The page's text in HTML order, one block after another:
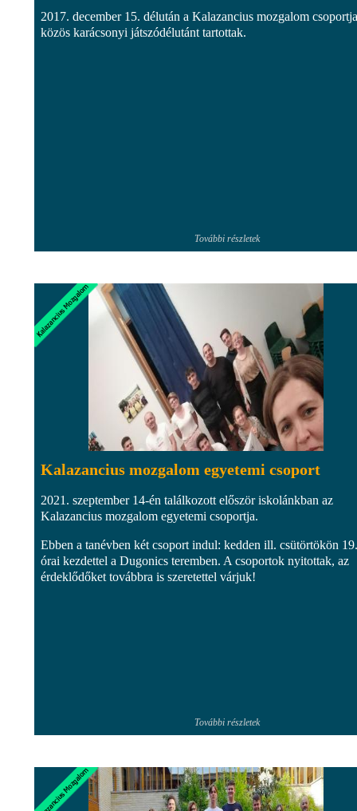
2017. december 15. délután a Kalazancius mozgalom
közös karácsonyi játszódélutánt tartottak.
További részletek
Kalazancius mozgalom egyetemi csoport
2021. szeptember 14-én találkozott először iskolánkban az
Kalazancius mozgalom egyetemi csoportja.
Ebben a tanévben két csoport indul: kedden ill. csütörtökön
órai kezdettel a Dugonics teremben. A csoportok nyitottak, az
érdeklődőket továbbra is szeretettel várjuk!
További részletek